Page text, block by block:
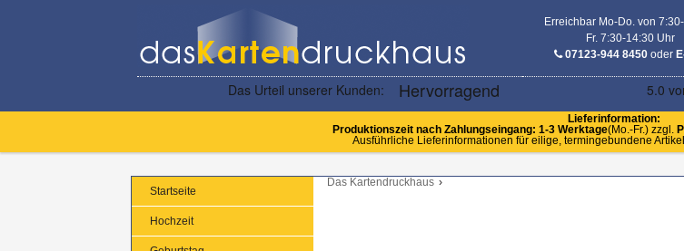
Erreichbar Mo-Do. von
Fr. 7:30-14:30 Uhr
07123-944 8450oder
Lieferinformation:
Produktionszeit nach Zahlungseingang: 1-3 Werktage(Mo.-Fr.) zzgl.
Ausführliche Lieferinformationen für eilige, termingebundene
Startseite
Hochzeit
Das Kartendruckhaus ›